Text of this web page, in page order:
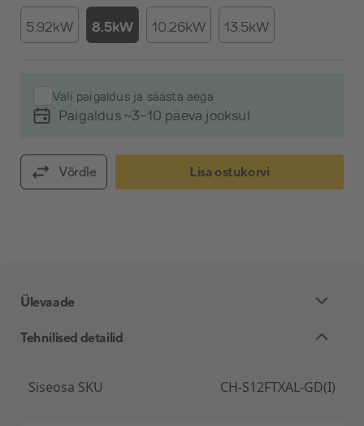
5.92kW 8.5kW 10.26kW 13.5kW
Vali paigaldus ja säästa aega
Paigaldus ~3-10 päeva jooksul
Võrdle Lisa ostukorvi
Ülevaade
Keskkonnasõbralik soojuspump
Tehnilised detailid
Siseosa SKU CH-S12FTXAL-GD(I)